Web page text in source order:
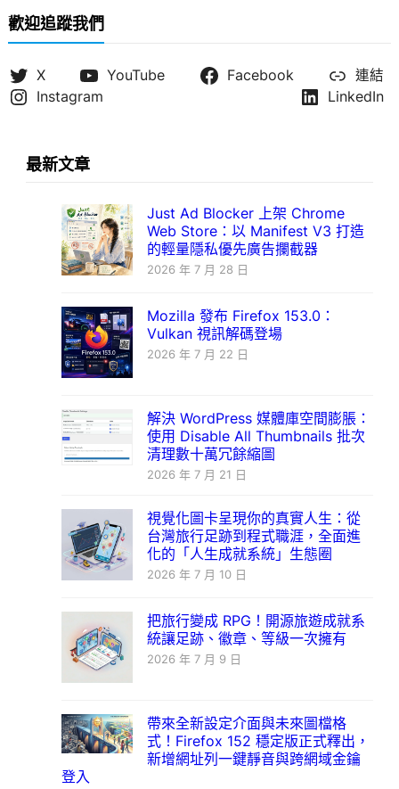
歡迎追蹤我們
X YouTube Facebook
連結
Instagram
LinkedIn
最新文章
Just Ad Blocker 上架 Chrome
Web Store：以 Manifest V3 打造
的輕量隱私優先廣告攔截器
2026 年 7 月 28 日
Mozilla 發布 Firefox 153.0：
Vulkan 視訊解碼登場
2026 年 7 月 22 日
解決 WordPress 媒體庫空間膨脹：
使用 Disable All Thumbnails 批次
清理數十萬冗餘縮圖
2026 年 7 月 21 日
視覺化圖卡呈現你的真實人生：從
台灣旅行足跡到程式職涯，全面進
化的「人生成就系統」生態圈
2026 年 7 月 10 日
把旅行變成 RPG！開源旅遊成就系
統讓足跡、徽章、等級一次擁有
2026 年 7 月 9 日
帶來全新設定介面與未來圖檔格
式！Firefox 152 穩定版正式釋出，
新增網址列一鍵靜音與跨網域金鑰
登入